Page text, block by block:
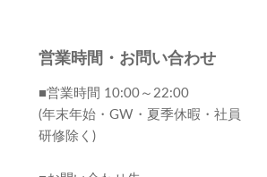
営業時間・お問い合わせ
■営業時間 10:00～22:00
(年末年始・GW・夏季休暇・社員
研修除く)